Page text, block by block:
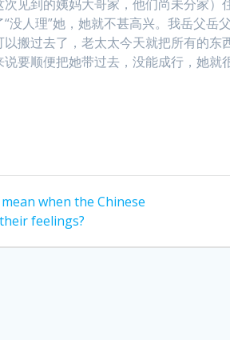
见到的姨妈大哥家，他们尚未分家
没人理”她，她就不甚高兴。我岳父岳
搬过去了，老太太今天就把所有的东
要顺便把她带过去，没能成行，她
when the Chinese
feelings?